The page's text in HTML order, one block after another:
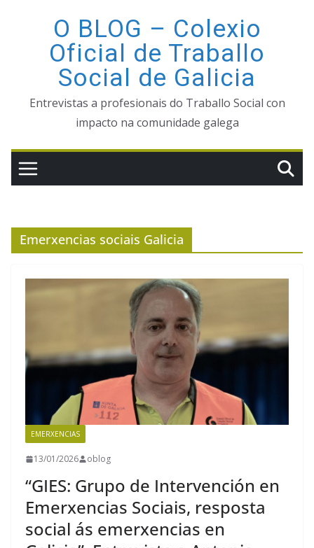
O BLOG – Colexio
Oficial de Traballo
Social de Galicia
Entrevistas a profesionais do Traballo Social con
impacto na comunidade galega
Emerxencias sociais Galicia
EMERXENCIAS
13/01/2026 oblog
“GIES: Grupo de Intervención en
Emerxencias Sociais, resposta
social ás emerxencias en